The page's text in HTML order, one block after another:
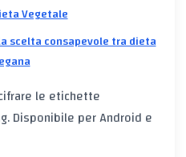
Vegetale
scelta consapevole tra dieta
le etichette
Disponibile per Android e